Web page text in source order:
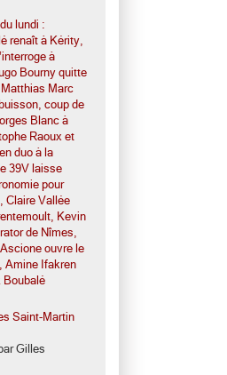
lundi :
renaît à Kérity,
à
Bourny quitte
Marc
coup de
Blanc à
Raoux et
duo à la
39V laisse
pour
Claire Vallée
Kevin
de Nîmes,
ouvre le
Amine Ifakren
Boubalé
Saint-Martin
Gilles